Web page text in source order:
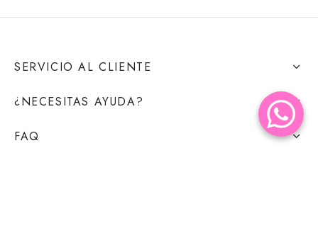
SERVICIO AL CLIENTE
¿NECESITAS AYUDA?
FAQ